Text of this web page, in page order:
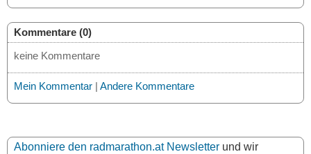
Kommentare (0)
keine Kommentare
Mein Kommentar | Andere Kommentare
Abonniere den radmarathon.at Newsletter und wir